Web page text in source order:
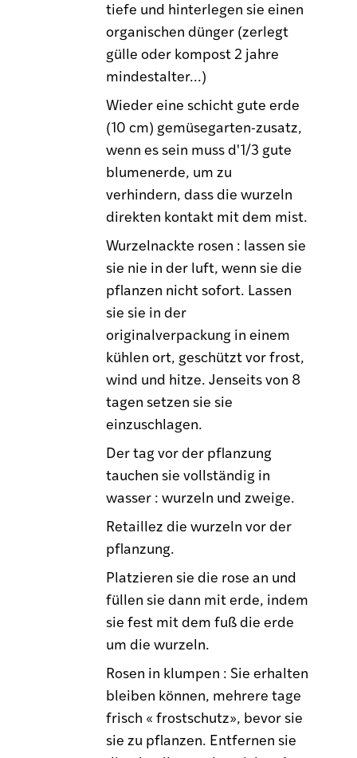
tiefe und hinterlegen sie einen
organischen dünger (zerlegt
gülle oder kompost 2 jahre
mindestalter...)
Wieder eine schicht gute erde
(10 cm) gemüsegarten-zusatz,
wenn es sein muss d'1/3 gute
blumenerde, um zu
verhindern, dass die wurzeln
direkten kontakt mit dem mist.
Wurzelnackte rosen : lassen sie
sie nie in der luft, wenn sie die
pflanzen nicht sofort. Lassen
sie sie in der
originalverpackung in einem
kühlen ort, geschützt vor frost,
wind und hitze. Jenseits von 8
tagen setzen sie sie
einzuschlagen.
Der tag vor der pflanzung
tauchen sie vollständig in
wasser : wurzeln und zweige.
Retaillez die wurzeln vor der
pflanzung.
Platzieren sie die rose an und
füllen sie dann mit erde, indem
sie fest mit dem fuß die erde
um die wurzeln.
Rosen in klumpen : Sie erhalten
bleiben können, mehrere tage
frisch « frostschutz», bevor sie
sie zu pflanzen. Entfernen sie